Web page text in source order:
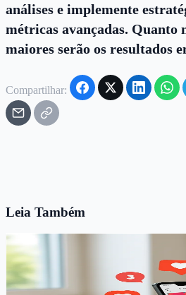
análises e implemente
métricas avançadas. Quanto
maiores serão os resultados
Compartilhar:
Leia Também